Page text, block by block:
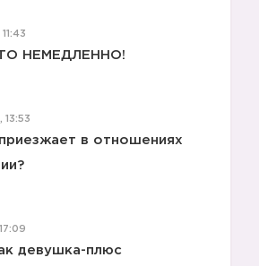
НЕМЕДЛЕННО!
13:53
в отношениях
девушка-плюс